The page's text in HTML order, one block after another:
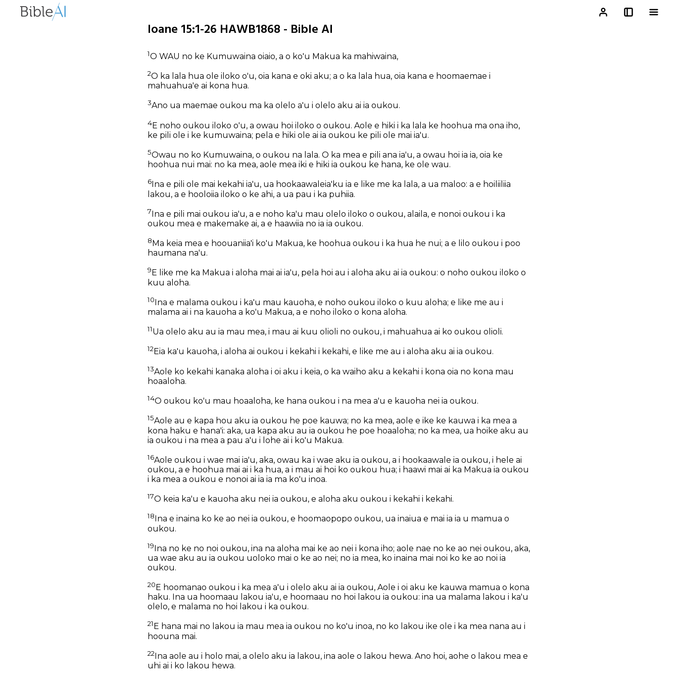
Ioane 15:1-26 HAWB1868 - Bible AI
1O WAU no ke Kumuwaina oiaio, a o ko'u Makua ka mahiwaina,
2O ka lala hua ole iloko o'u, oia kana e oki aku; a o ka lala hua, oia kana e hoomaemae i
mahuahua'e ai kona hua.
3Ano ua maemae oukou ma ka olelo a'u i olelo aku ai ia oukou.
4E noho oukou iloko o'u, a owau hoi iloko o oukou. Aole e hiki i ka lala ke hoohua ma ona iho,
ke pili ole i ke kumuwaina; pela e hiki ole ai ia oukou ke pili ole mai ia'u.
5Owau no ko Kumuwaina, o oukou na lala. O ka mea e pili ana ia'u, a owau hoi ia ia, oia ke
hoohua nui mai: no ka mea, aole mea iki e hiki ia oukou ke hana, ke ole wau.
6 Ina e pili ole mai kekahi ia'u, ua hookaawaleia'ku ia e like me ka lala, a ua maloo: a e hoiliiliia
lakou, a e hooloiia iloko o ke ahi, a ua pau i ka puhiia.
7Ina e pili mai oukou ia'u, a e noho ka'u mau olelo iloko o oukou, alaila, e nonoi oukou i ka
oukou mea e makemake ai, a e haawiia no ia ia oukou.
8 Ma keia mea e hoouaniia'i ko'u Makua, ke hoohua oukou i ka hua he nui; a e lilo oukou i poo
haumana na'u.
9 E like me ka Makua i aloha mai ai ia'u, pela hoi au i aloha aku ai ia oukou: o noho oukou iloko o
kuu aloha.
10Ina e malama oukou i ka'u mau kauoha, e noho oukou iloko o kuu aloha; e like me au i
malama ai i na kauoha a ko'u Makua, a e noho iloko o kona aloha.
11Ua olelo aku au ia mau mea, i mau ai kuu olioli no oukou, i mahuahua ai ko oukou olioli.
12Eia ka'u kauoha, i aloha ai oukou i kekahi i kekahi, e like me au i aloha aku ai ia oukou.
13Aole ko kekahi kanaka aloha i oi aku i keia, o ka waiho aku a kekahi i kona oia no kona mau
hoaaloha.
14O oukou ko'u mau hoaaloha, ke hana oukou i na mea a'u e kauoha nei ia oukou.
15Aole au e kapa hou aku ia oukou he poe kauwa; no ka mea, aole e ike ke kauwa i ka mea a
kona haku e hana'i: aka, ua kapa aku au ia oukou he poe hoaaloha; no ka mea, ua hoike aku au
ia oukou i na mea a pau a'u i lohe ai i ko'u Makua.
16Aole oukou i wae mai ia'u, aka, owau ka i wae aku ia oukou, a i hookaawale ia oukou, i hele ai
oukou, a e hoohua mai ai i ka hua, a i mau ai hoi ko oukou hua; i haawi mai ai ka Makua ia oukou
i ka mea a oukou e nonoi ai ia ia ma ko'u inoa.
17O keia ka'u e kauoha aku nei ia oukou, e aloha aku oukou i kekahi i kekahi.
18 Ina e inaina ko ke ao nei ia oukou, e hoomaopopo oukou, ua inaiua e mai ia ia u mamua o
oukou.
19Ina no ke no noi oukou, ina na aloha mai ke ao nei i kona iho; aole nae no ke ao nei oukou, aka,
ua wae aku au ia oukou uoloko mai o ke ao nei; no ia mea, ko inaina mai noi ko ke ao noi ia
oukou.
20 E hoomanao oukou i ka mea a'u i olelo aku ai ia oukou, Aole i oi aku ke kauwa mamua o kona
haku. Ina ua hoomaau lakou ia'u, e hoomaau no hoi lakou ia oukou: ina ua malama lakou i ka'u
olelo, e malama no hoi lakou i ka oukou.
21 E hana mai no lakou ia mau mea ia oukou no ko'u inoa, no ko lakou ike ole i ka mea nana au i
hoouna mai.
22Ina aole au i holo mai, a olelo aku ia lakou, ina aole o lakou hewa. Ano hoi, aohe o lakou mea e
uhi ai i ko lakou hewa.